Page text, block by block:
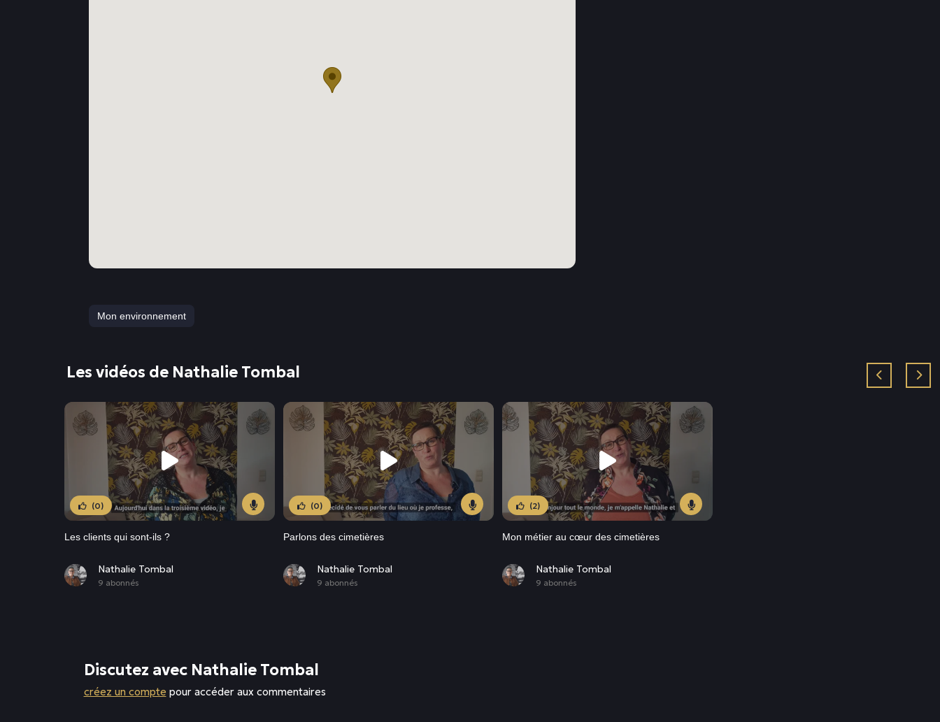
Mon environnement
Les vidéos de Nathalie Tombal
(0)
Les clients qui sont-ils ?
Nathalie Tombal
9 abonnés
(0)
Parlons des cimetières
Nathalie Tombal
9 abonnés
(2)
Mon métier au cœur des cimetières
Nathalie Tombal
9 abonnés
Discutez avec Nathalie Tombal
créez un compte pour accéder aux commentaires